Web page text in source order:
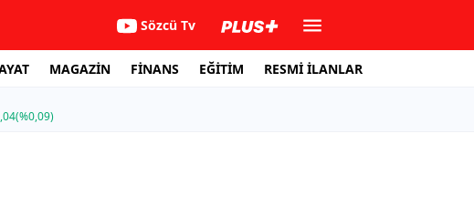
Sözcü Tv
MAGAZİN FİNANS EĞİTİM RESMİ İLANLAR
(%0,09)